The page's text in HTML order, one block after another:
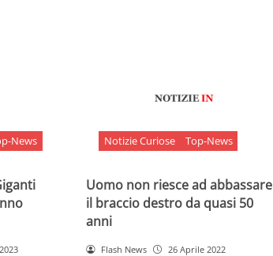
News Notizie Curiose Top-News
Uomo non riesce ad abbassare
il braccio destro da quasi 50
anni
Flash News 26 Aprile 2022